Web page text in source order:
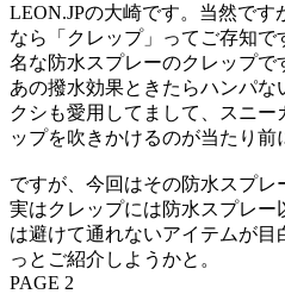
LEON.JPの大崎です。当然で
なら「クレップ」ってご存知
名な防水スプレーのクレップで
あの撥水効果ときたらハンパな
クシも愛用してまして、スニ
ップを吹きかけるのが当たり前
ですが、今回はその防水スプレ
実はクレップには防水スプレー
は避けて通れないアイテムが目
っとご紹介しようかと。
PAGE 2